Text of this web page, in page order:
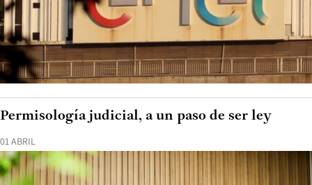
01 ABRIL
Permisología judicial, a un paso de ser ley